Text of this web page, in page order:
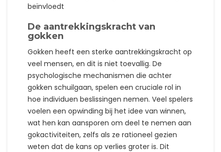
beïnvloedt
De aantrekkingskracht van
gokken
Gokken heeft een sterke aantrekkingskracht op
veel mensen, en dit is niet toevallig. De
psychologische mechanismen die achter
gokken schuilgaan, spelen een cruciale rol in
hoe individuen beslissingen nemen. Veel spelers
voelen een opwinding bij het idee van winnen,
wat hen kan aansporen om deel te nemen aan
gokactiviteiten, zelfs als ze rationeel gezien
weten dat de kans op verlies groter is. Dit